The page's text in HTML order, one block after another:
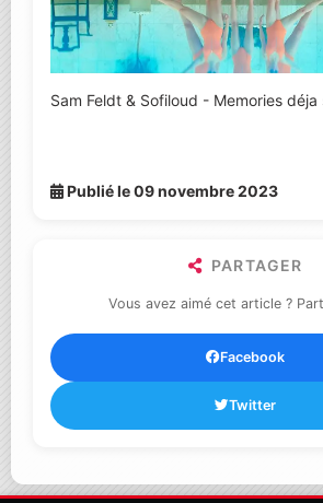
Sam Feldt & Sofiloud - Memories déja
Publié le 09 novembre 2023
PARTAGER
Vous avez aimé cet article ?
Facebook
Twitter